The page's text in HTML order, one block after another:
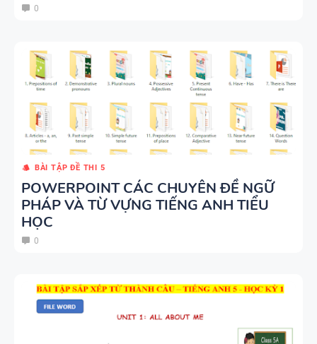
0
BÀI TẬP ĐỀ THI 5
POWERPOINT CÁC CHUYÊN ĐỀ NGỮ
PHÁP VÀ TỪ VỰNG TIẾNG ANH TIỂU
HỌC
0